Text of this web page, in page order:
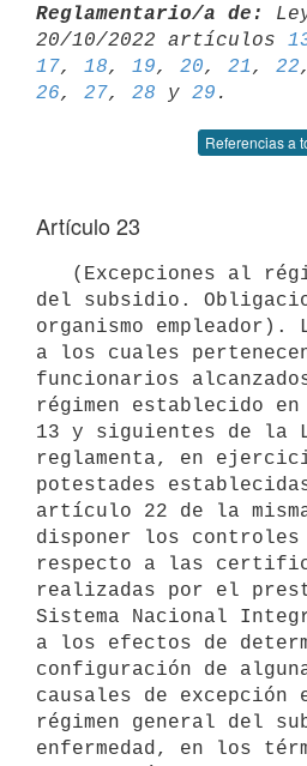
Reglamentario/a de:
20/10/2022 artículos
17, 18, 19, 20, 21 , 22
26, 27, 28 y 29
Referencias a
Artículo 23
del subsidio.
organismo empleador).
a los cuales
funcionarios
régimen establecido
13 y siguientes de la
reglamenta, en
potestades
artículo 22 de la
disponer los controles
respecto a las
realizadas por el
Sistema Nacional
a los efectos de
configuración de
causales de
régimen general del
enfermedad, en los